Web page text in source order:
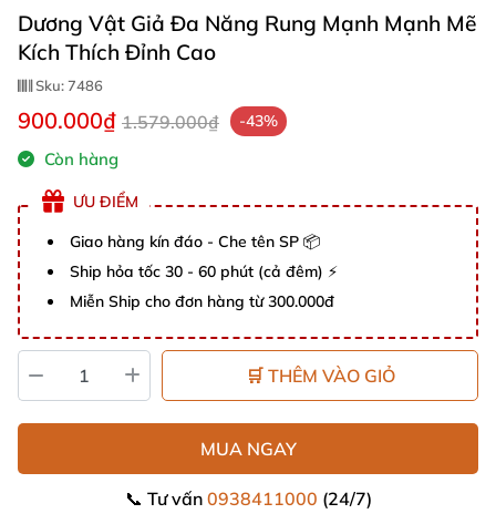
Dương Vật Giả Đa Năng Rung Mạnh Mạnh Mẽ
Kích Thích Đỉnh Cao
Sku:7486
900.000₫ 1.579.000₫ -43%
Còn hàng
ƯU ĐIỂM
Giao hàng kín đáo - Che tên SP 📦
Ship hỏa tốc 30 - 60 phút (cả đêm) ⚡
Miễn Ship cho đơn hàng từ 300.000đ
🛒 THÊM VÀO GIỎ
MUA NGAY
📞 Tư vấn 0938411000 (24/7)